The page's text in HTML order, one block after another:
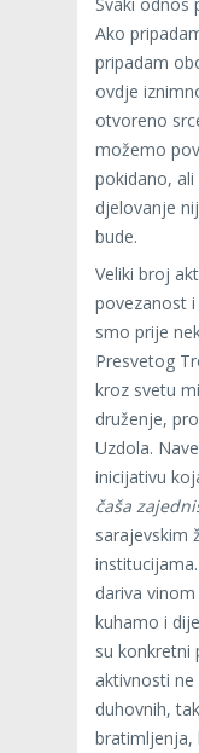
Ako
pripadam
ovdje
otvoreno
možemo
pokidano,
djelovanje
bude.
Veliki broj
povezanost
smo prije
Presvetog
kroz svetu
druženje,
Uzdola.
inicijativu
čaša
sarajevskim
dariva
kuhamo i
su konkretni
aktivnosti
duhovnih,
bratimljenja,